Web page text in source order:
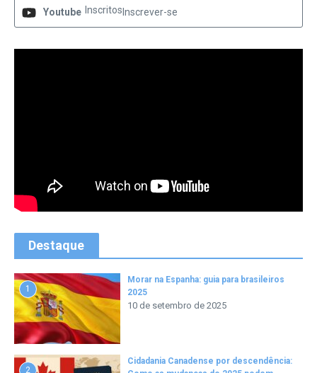
Youtube Inscritos Inscrever-se
Destaque
1
Morar na Espanha: guia para brasileiros
2025
10 de setembro de 2025
2
Cidadania Canadense por descendência: